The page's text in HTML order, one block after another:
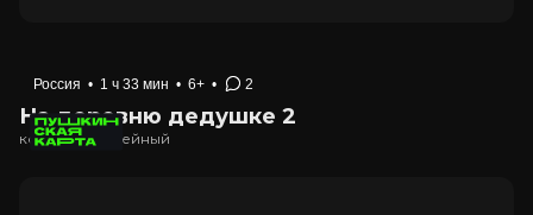
Россия • 1 ч 33 мин • 6+ • 2
На деревню дедушке 2
комедия, семейный